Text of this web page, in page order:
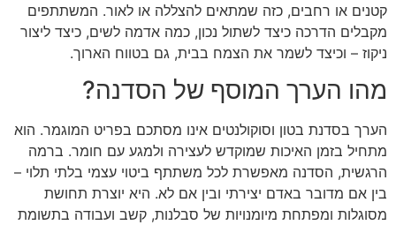
קטנים או רחבים, כזה שמתאים להצללה או לאור. המשתתפים
מקבלים הדרכה כיצד לשתול נכון, כמה אדמה לשים, כיצד ליצור
ניקוז – וכיצד לשמר את הצמח בבית, גם בטווח הארוך.
מהו הערך המוסף של הסדנה?
הערך בסדנת בטון וסוקולנטים אינו מסתכם בפריט המוגמר. הוא
מתחיל בזמן האיכות שמוקדש לעצירה ולמגע עם חומר. ברמה
הרגשית, הסדנה מאפשרת לכל משתתף ביטוי עצמי בלתי תלוי –
בין אם מדובר באדם יצירתי ובין אם לא. היא יוצרת תחושת
מסוגלות ומפתחת מיומנויות של סבלנות, קשב ועבודה בתשומת